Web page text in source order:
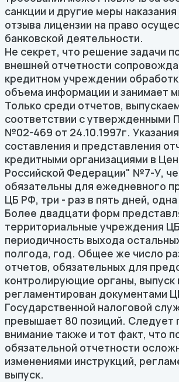
санкции и другие меры
отзыва лицензии на право
банковской деятельности.
Не секрет, что решение задачи
внешней отчетности
кредитном учреждении
объема информации и занимает
Только среди отчетов,
соответствии с утвержденными
№02-469 от 24.10.1997г.
составления и представления
кредитными организациями в
Российской Федерации" №7-У,
обязательны для ежедневного
ЦБ РФ, три - раз в пять дней,
Более двадцати форм
территориальные учреждения
периодичность выхода
полгода, год. Общее же число
отчетов, обязательных для
контролирующие органы, выпуск
регламентирован документами
Государственной налоговой
превышает 80 позиций. Следует
внимание также и тот факт, что
обязательной отчетности
изменениями инструкций,
выпуск.